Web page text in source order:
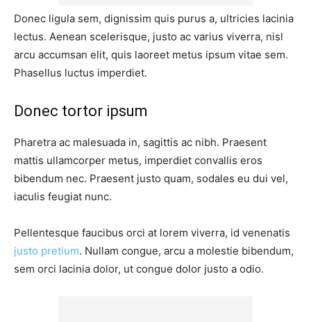
Donec ligula sem, dignissim quis purus a, ultricies lacinia
lectus. Aenean scelerisque, justo ac varius viverra, nisl
arcu accumsan elit, quis laoreet metus ipsum vitae sem.
Phasellus luctus imperdiet.
Donec tortor ipsum
Pharetra ac malesuada in, sagittis ac nibh. Praesent
mattis ullamcorper metus, imperdiet convallis eros
bibendum nec. Praesent justo quam, sodales eu dui vel,
iaculis feugiat nunc.
Pellentesque faucibus orci at lorem viverra, id venenatis
justo pretium. Nullam congue, arcu a molestie bibendum,
sem orci lacinia dolor, ut congue dolor justo a odio.